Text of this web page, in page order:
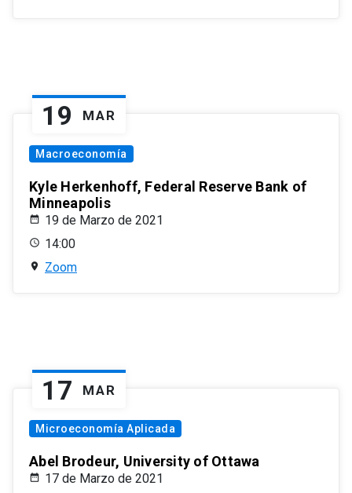
19 MAR
Macroeconomía
Kyle Herkenhoff, Federal Reserve Bank of
Minneapolis
19 de Marzo de 2021
14:00
Zoom
17 MAR
Microeconomía Aplicada
Abel Brodeur, University of Ottawa
17 de Marzo de 2021